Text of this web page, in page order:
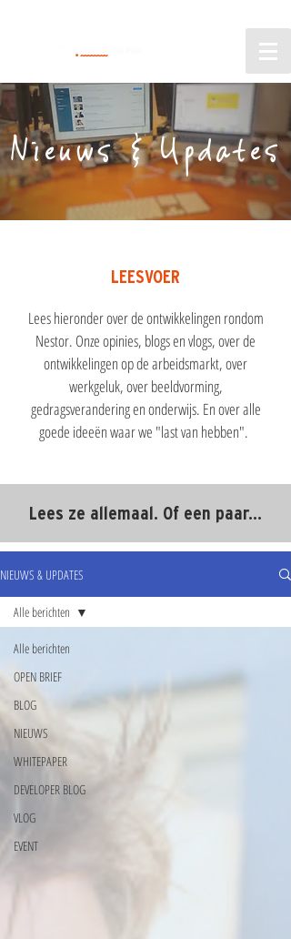
Nieuws & Updates
LEESVOER
Lees hieronder over de ontwikkelingen rondom
Nestor. Onze opinies, blogs en vlogs, over de
ontwikkelingen op de arbeidsmarkt, over
werkgeluk, over beeldvorming,
gedragsverandering en onderwijs. En over alle
goede ideeën waar we "last van hebben".
Lees ze allemaal. Of een paar...
NIEUWS & UPDATES
Alle berichten
OPEN BRIEF
BLOG
NIEUWS
WHITEPAPER
DEVELOPER BLOG
VLOG
EVENT
Alle berichten